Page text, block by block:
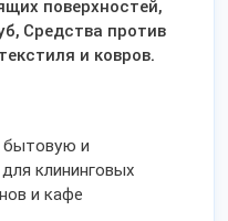
поверхностей,
Средства против
и ковров.
бытовую и
клининговых
и кафе